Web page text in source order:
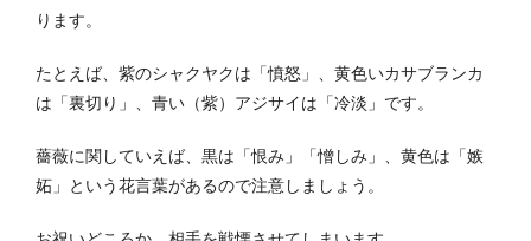
ります。
たとえば、紫のシャクヤクは「憤怒」、黄色いカサブランカ
は「裏切り」、青い（紫）アジサイは「冷淡」です。
薔薇に関していえば、黒は「恨み」「憎しみ」、黄色は「嫉
妬」という花言葉があるので注意しましょう。